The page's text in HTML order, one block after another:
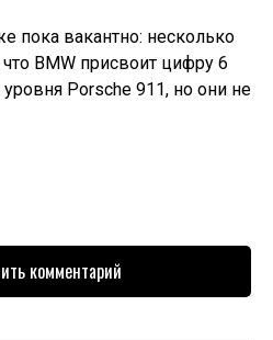
пока вакантно: несколько
BMW присвоит цифру 6
Porsche 911, но они не
комментарий